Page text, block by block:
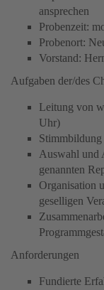
ansprechen
Probenzeit:
Probenort:
Vorstand:
Aufgaben der/des
Leitung von
Uhr)
Stimmbildung
Auswahl und
genannten
Organisation
geselligen
Anforderungen
Fundierte